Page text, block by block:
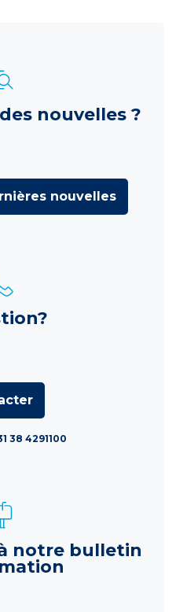
nouvelles ?
nouvelles
38 4291100
notre bulletin